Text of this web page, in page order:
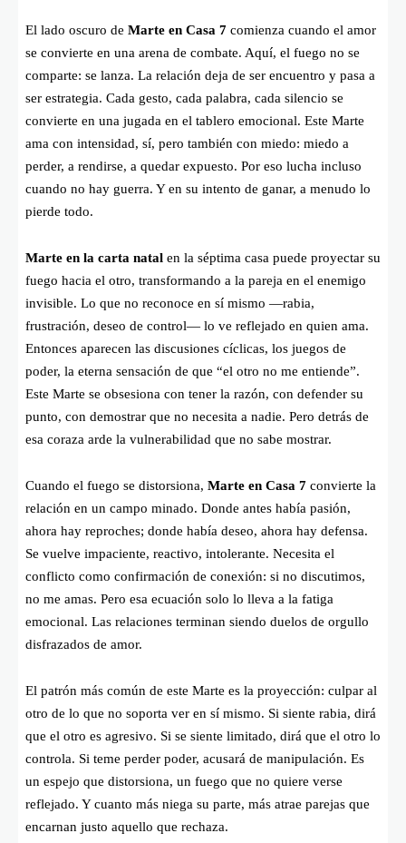
El lado oscuro de Marte en Casa 7 comienza cuando el amor
se convierte en una arena de combate. Aquí, el fuego no se
comparte: se lanza. La relación deja de ser encuentro y pasa a
ser estrategia. Cada gesto, cada palabra, cada silencio se
convierte en una jugada en el tablero emocional. Este Marte
ama con intensidad, sí, pero también con miedo: miedo a
perder, a rendirse, a quedar expuesto. Por eso lucha incluso
cuando no hay guerra. Y en su intento de ganar, a menudo lo
pierde todo.
Marte en la carta natal en la séptima casa puede proyectar su
fuego hacia el otro, transformando a la pareja en el enemigo
invisible. Lo que no reconoce en sí mismo —rabia,
frustración, deseo de control— lo ve reflejado en quien ama.
Entonces aparecen las discusiones cíclicas, los juegos de
poder, la eterna sensación de que “el otro no me entiende”.
Este Marte se obsesiona con tener la razón, con defender su
punto, con demostrar que no necesita a nadie. Pero detrás de
esa coraza arde la vulnerabilidad que no sabe mostrar.
Cuando el fuego se distorsiona, Marte en Casa 7 convierte la
relación en un campo minado. Donde antes había pasión,
ahora hay reproches; donde había deseo, ahora hay defensa.
Se vuelve impaciente, reactivo, intolerante. Necesita el
conflicto como confirmación de conexión: si no discutimos,
no me amas. Pero esa ecuación solo lo lleva a la fatiga
emocional. Las relaciones terminan siendo duelos de orgullo
disfrazados de amor.
El patrón más común de este Marte es la proyección: culpar al
otro de lo que no soporta ver en sí mismo. Si siente rabia, dirá
que el otro es agresivo. Si se siente limitado, dirá que el otro lo
controla. Si teme perder poder, acusará de manipulación. Es
un espejo que distorsiona, un fuego que no quiere verse
reflejado. Y cuanto más niega su parte, más atrae parejas que
encarnan justo aquello que rechaza.